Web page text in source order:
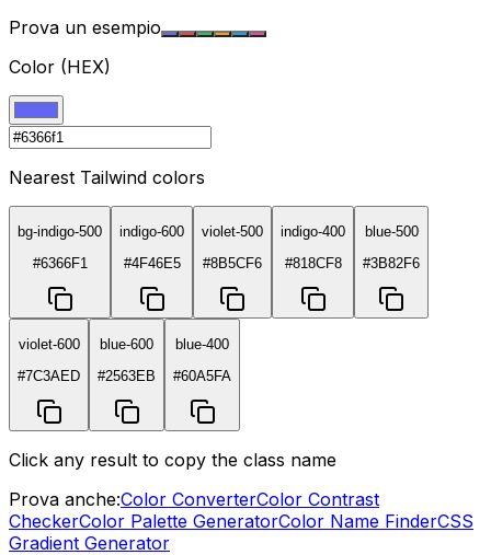
Prova un esempio
Color (HEX)
Nearest Tailwind colors
bg-indigo-500
#6366F1
indigo-600
#4F46E5
violet-500
#8B5CF6
indigo-400
#818CF8
blue-500
#3B82F6
violet-600
#7C3AED
blue-600
#2563EB
blue-400
#60A5FA
Click any result to copy the class name
Prova anche:Color ConverterColor Contrast
CheckerColor Palette GeneratorColor Name FinderCSS
Gradient Generator